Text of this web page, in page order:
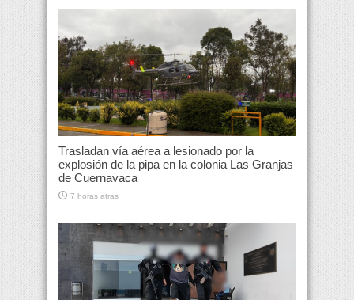
Trasladan vía aérea a lesionado por la
explosión de la pipa en la colonia Las Granjas
de Cuernavaca
7 horas atras